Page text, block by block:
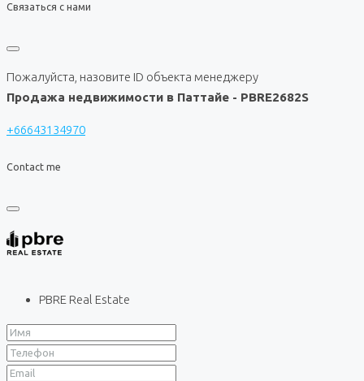
Связаться с нами
Пожалуйста, назовите ID объекта менеджеру
Продажа недвижимости в Паттайе - PBRE2682S
+66643134970
Contact me
PBRE Real Estate